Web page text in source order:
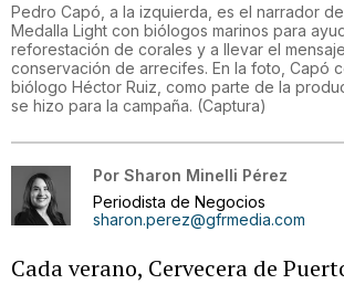
Pedro Capó, a la izquierda, es el narrador
Medalla Light con biólogos marinos para
reforestación de corales y a llevar el
conservación de arrecifes. En la foto, Capó
biólogo Héctor Ruiz, como parte de la
se hizo para la campaña. (Captura)
Por Sharon Minelli Pérez
Periodista de Negocios
sharon.perez@gfrmedia.com
Cada verano, Cervecera de